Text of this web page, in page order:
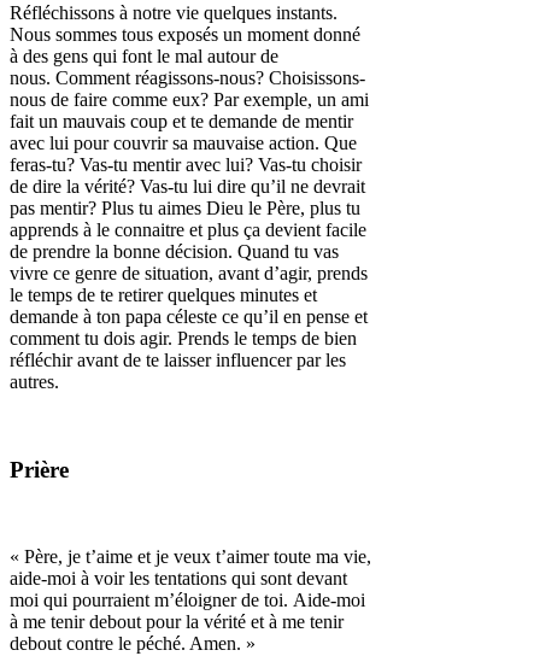
Réfléchissons à notre vie quelques instants.
Nous sommes tous exposés un moment donné
à des gens qui font le mal autour de
nous. Comment réagissons-nous? Choisissons-
nous de faire comme eux? Par exemple, un ami
fait un mauvais coup et te demande de mentir
avec lui pour couvrir sa mauvaise action. Que
feras-tu? Vas-tu mentir avec lui? Vas-tu choisir
de dire la vérité? Vas-tu lui dire qu’il ne devrait
pas mentir? Plus tu aimes Dieu le Père, plus tu
apprends à le connaitre et plus ça devient facile
de prendre la bonne décision. Quand tu vas
vivre ce genre de situation, avant d’agir, prends
le temps de te retirer quelques minutes et
demande à ton papa céleste ce qu’il en pense et
comment tu dois agir. Prends le temps de bien
réfléchir avant de te laisser influencer par les
autres.
Prière
« Père, je t’aime et je veux t’aimer toute ma vie,
aide-moi à voir les tentations qui sont devant
moi qui pourraient m’éloigner de toi. Aide-moi
à me tenir debout pour la vérité et à me tenir
debout contre le péché. Amen. »